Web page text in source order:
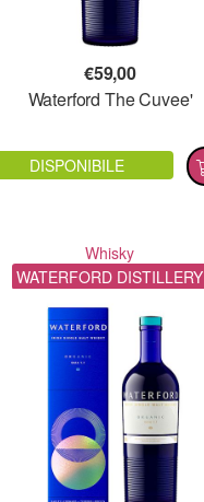
€59,00
Waterford The Cuvee'
DISPONIBILE
Whisky
WATERFORD DISTILLERY